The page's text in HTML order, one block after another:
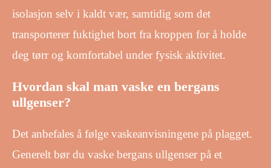
isolasjon selv i kaldt vær, samtidig som det
transporterer fuktighet bort fra kroppen for å holde
deg tørr og komfortabel under fysisk aktivitet.
Hvordan skal man vaske en bergans
ullgenser?
Det anbefales å følge vaskeanvisningene på plagget.
Generelt bør du vaske bergans ullgenser på et